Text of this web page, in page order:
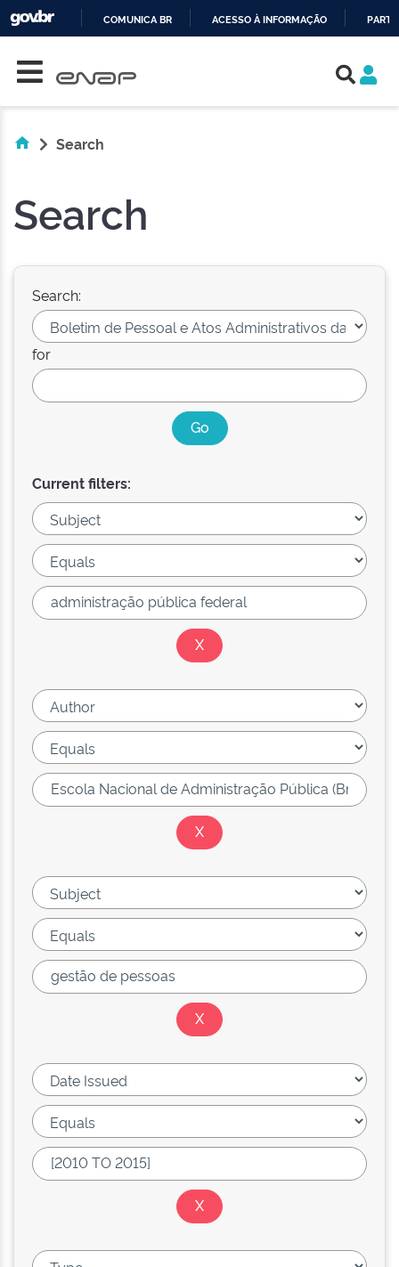
COMUNICA BR ACESSO À INFORMAÇÃO
Search
Search
Search:
for
Current filters: